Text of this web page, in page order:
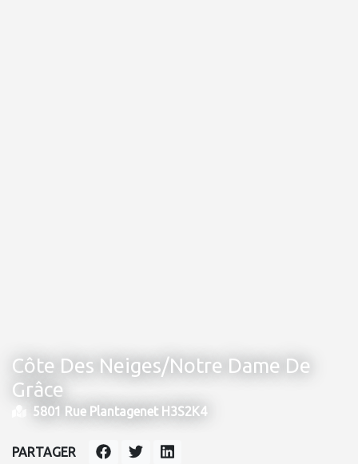
Côte Des Neiges/Notre Dame De
Grâce
5801 Rue Plantagenet H3S2K4
PARTAGER